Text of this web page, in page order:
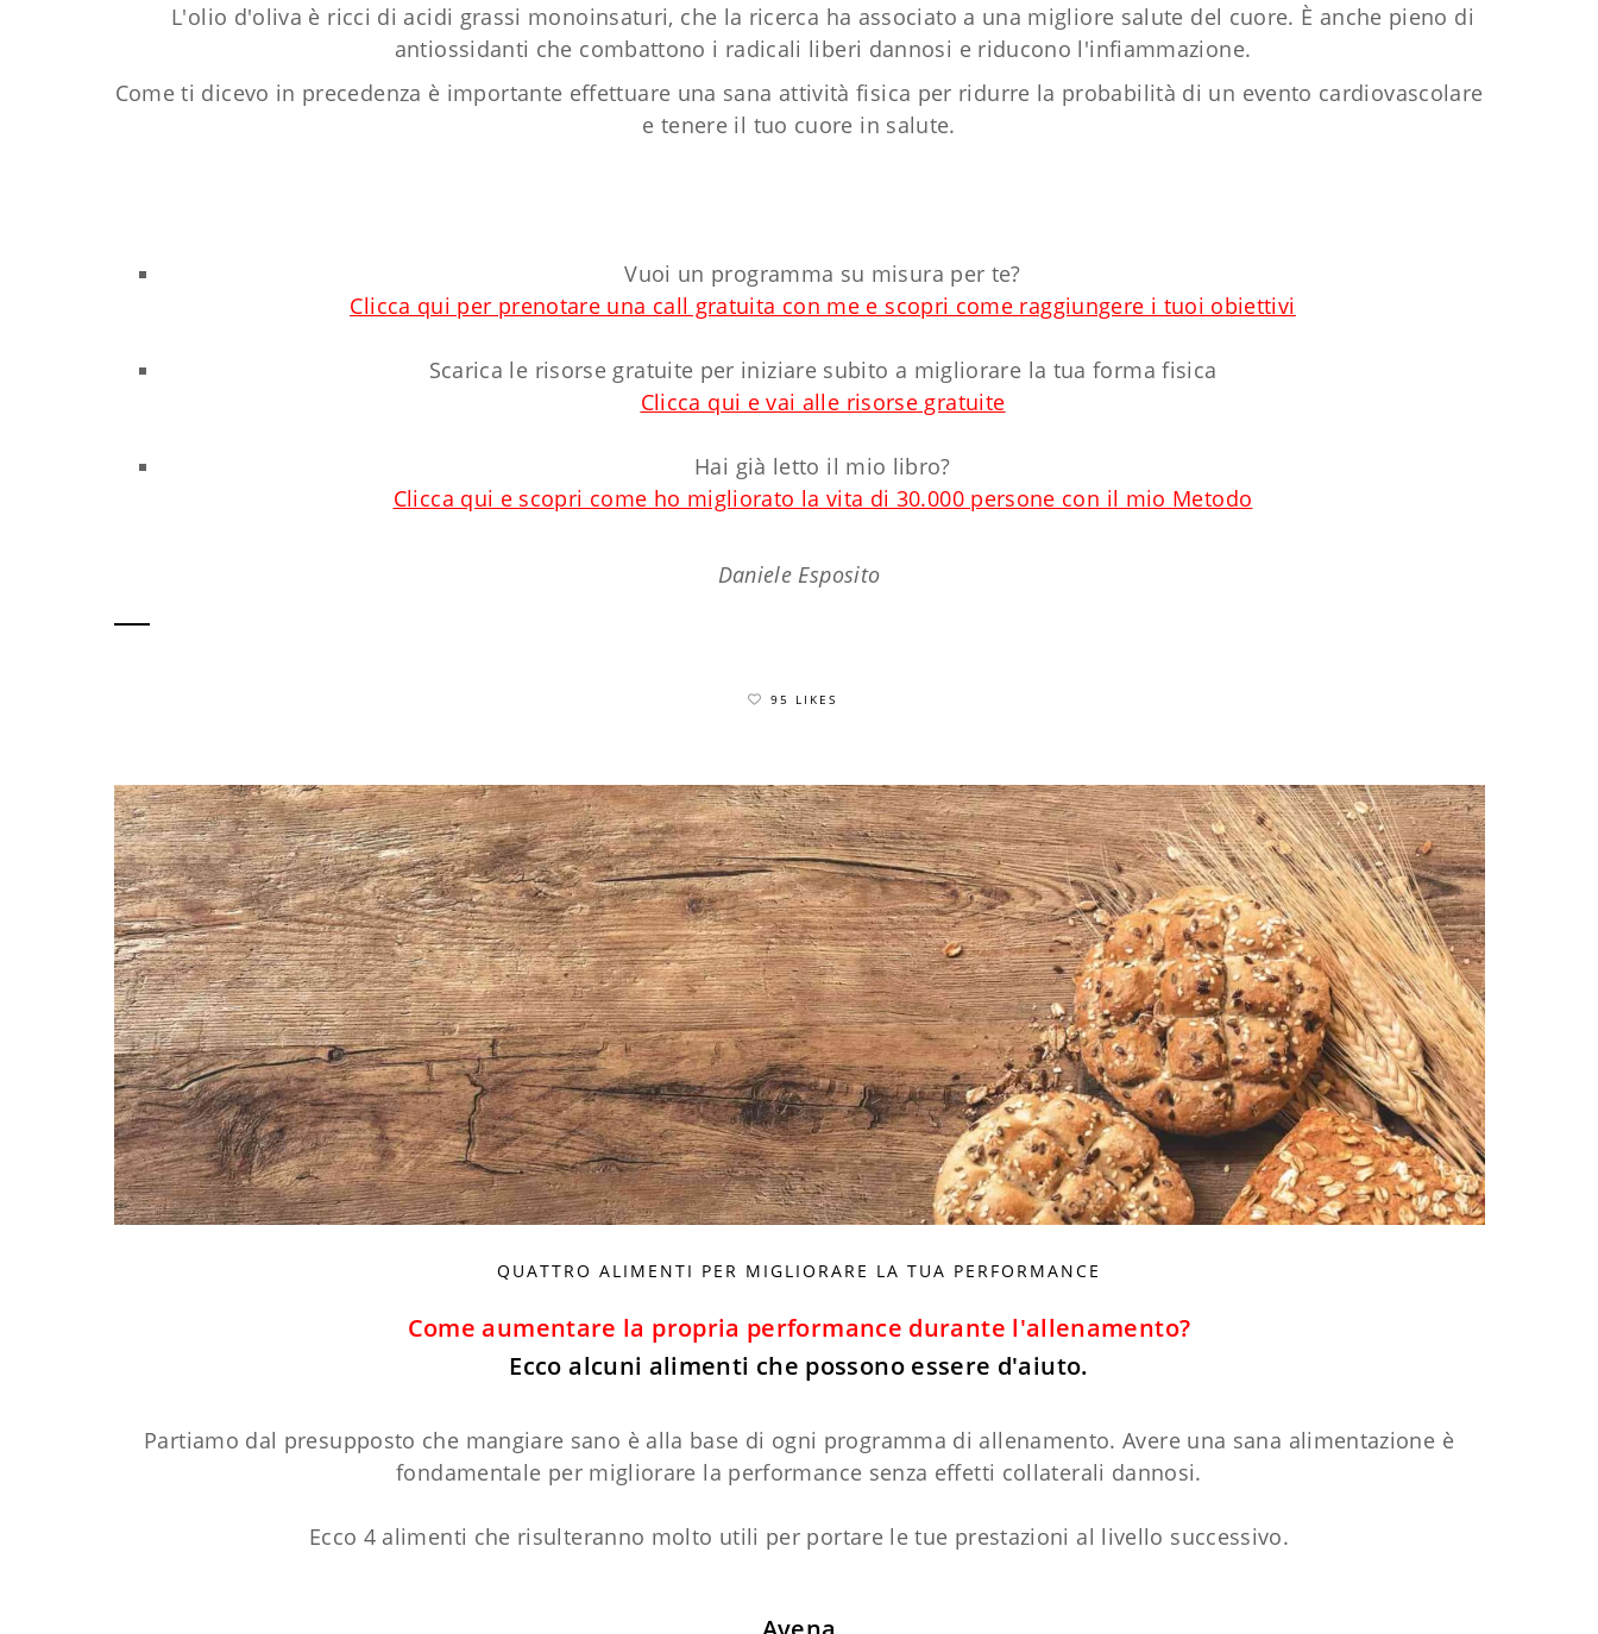
L'olio d'oliva è ricci di acidi grassi monoinsaturi, che la ricerca ha associato a una migliore salute del cuore. È anche pieno di
antiossidanti che combattono i radicali liberi dannosi e riducono l'infiammazione.
Come ti dicevo in precedenza è importante effettuare una sana attività fisica per ridurre la probabilità di un evento cardiovascolare
e tenere il tuo cuore in salute.
Vuoi un programma su misura per te?
Clicca qui per prenotare una call gratuita con me e scopri come raggiungere i tuoi obiettivi
Scarica le risorse gratuite per iniziare subito a migliorare la tua forma fisica
Clicca qui e vai alle risorse gratuite
Hai già letto il mio libro?
Clicca qui e scopri come ho migliorato la vita di 30.000 persone con il mio Metodo
Daniele Esposito
95 LIKES
QUATTRO ALIMENTI PER MIGLIORARE LA TUA PERFORMANCE
Come aumentare la propria performance durante l'allenamento?
Ecco alcuni alimenti che possono essere d'aiuto.
Partiamo dal presupposto che mangiare sano è alla base di ogni programma di allenamento. Avere una sana alimentazione è
fondamentale per migliorare la performance senza effetti collaterali dannosi.
Ecco 4 alimenti che risulteranno molto utili per portare le tue prestazioni al livello successivo.